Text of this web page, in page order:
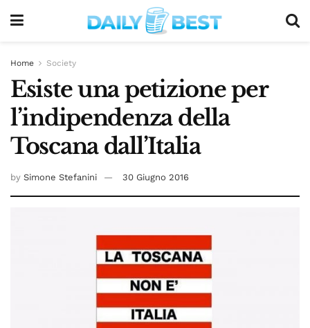
Home Society
Esiste una petizione per
l’indipendenza della
Toscana dall’Italia
by Simone Stefanini 30 Giugno 2016